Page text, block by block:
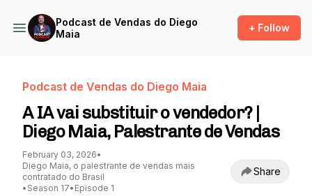
Podcast de Vendas do Diego
Maia
+ Follow
Podcast de Vendas do Diego Maia
A IA vai substituir o vendedor? |
Diego Maia, Palestrante de Vendas
February 03, 2026•
Diego Maia, o palestrante de vendas mais
contratado do Brasil
• Season 17• Episode 1
Share